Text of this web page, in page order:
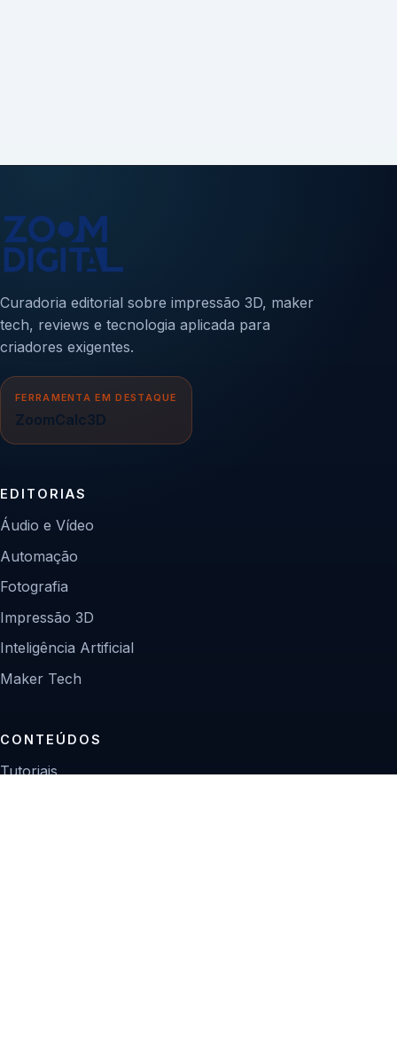
Curadoria editorial sobre impressão 3D, maker
tech, reviews e tecnologia aplicada para
criadores exigentes.
FERRAMENTA EM DESTAQUE
ZoomCalc3D
EDITORIAS
Áudio e Vídeo
Automação
Fotografia
Impressão 3D
Inteligência Artificial
Maker Tech
CONTEÚDOS
Tutoriais